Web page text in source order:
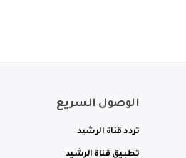
الوصول السريع
تردد قناة الرشيد
تطبيق قناة الرشيد